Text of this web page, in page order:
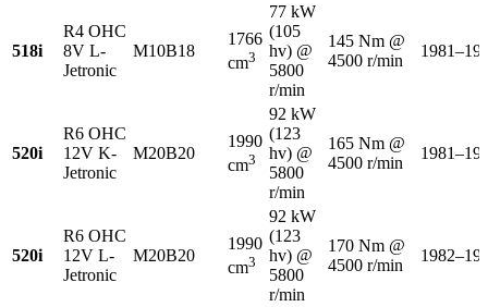
518i
R4 OHC
8V L-
Jetronic
M10B18
1766
cm3
77 kW
(105
hv) @
5800
r/min
145 Nm @
4500 r/min
520i
R6 OHC
12V K-
Jetronic
M20B20
1990
cm3
92 kW
(123
hv) @
5800
r/min
165 Nm @
4500 r/min
520i
R6 OHC
12V L-
Jetronic
M20B20
1990
cm3
92 kW
(123
hv) @
5800
r/min
170 Nm @
4500 r/min